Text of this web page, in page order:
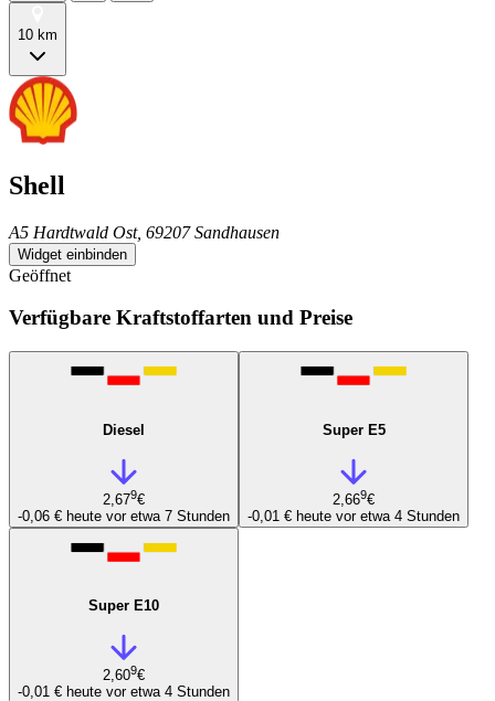
10 km
Shell
A5 Hardtwald Ost, 69207 Sandhausen
Widget einbinden
Geöffnet
Verfügbare Kraftstoffarten und Preise
Diesel
2,679€
-0,06 € heute vor etwa 7 Stunden
Super E5
2,669€
-0,01 € heute vor etwa 4 Stunden
Super E10
2,609€
-0,01 € heute vor etwa 4 Stunden